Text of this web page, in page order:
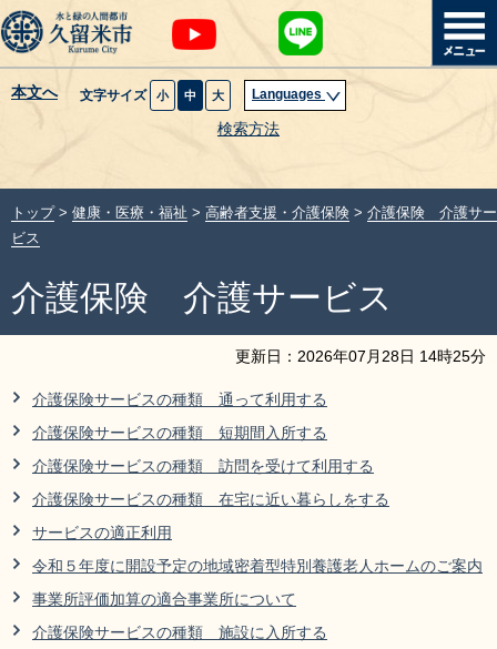
本文へ 文字サイズ 小 中 大 Languages
検索方法
暮らし・届出
健康・医療・福祉
観光魅力・イベント
サイトマップ 組織から探す
RSS プライバシーポリシー
トップ> 健康・医療・福祉 > 高齢者支援・介護保険 > 介護保険 介護サー
ビス
介護保険 介護サービス
更新日： 2026年07 月 28日 14時25分
介護保険サービスの種類 通って利用する
介護保険サービスの種類 短期間入所する
介護保険サービスの種類 訪問を受けて利用する
介護保険サービスの種類 在宅に近い暮らしをする
サービスの適正利用
令和５年度に開設予定の地域密着型特別養護老人ホームのご案内
事業所評価加算の適合事業所について
介護保険サービスの種類 施設に入所する